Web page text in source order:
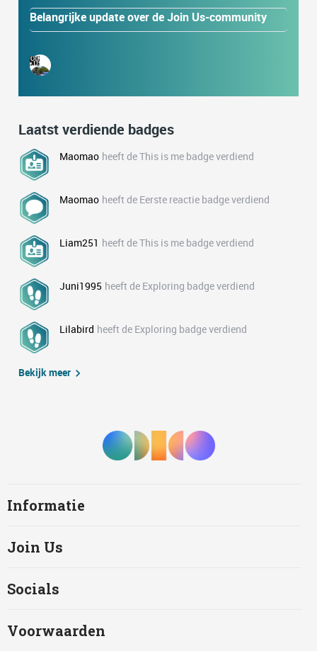
Belangrijke update over de Join Us-community
Laatst verdiende badges
Maomao heeft de This is me badge verdiend
Maomao heeft de Eerste reactie badge verdiend
Liam251 heeft de This is me badge verdiend
Juni1995 heeft de Exploring badge verdiend
Lilabird heeft de Exploring badge verdiend
Bekijk meer
Informatie
Join Us
Socials
Voorwaarden